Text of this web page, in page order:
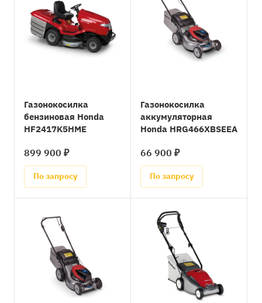
Газонокосилка
бензиновая Honda
HF2417K5HME
899 900 ₽
По запросу
Газонокосилка
аккумуляторная
Honda HRG466XBSEEA
66 900 ₽
По запросу